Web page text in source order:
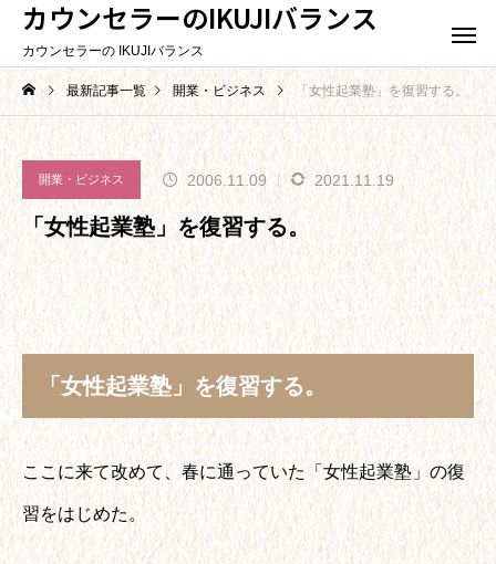
カウンセラーのIKUJIバランス
カウンセラーの IKUJIバランス
最新記事一覧 開業・ビジネス 「女性起業塾」を復習する。
開業・ビジネス 2006.11.09 2021.11.19
「女性起業塾」を復習する。
「女性起業塾」を復習する。
ここに来て改めて、春に通っていた「女性起業塾」の復
習をはじめた。